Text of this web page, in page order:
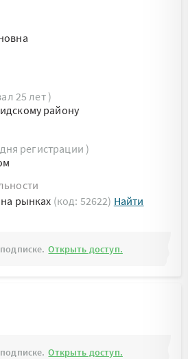
25 лет )
району
регистрации )
рынках (код: 52622) Найти
Открыть доступ.
Открыть доступ.